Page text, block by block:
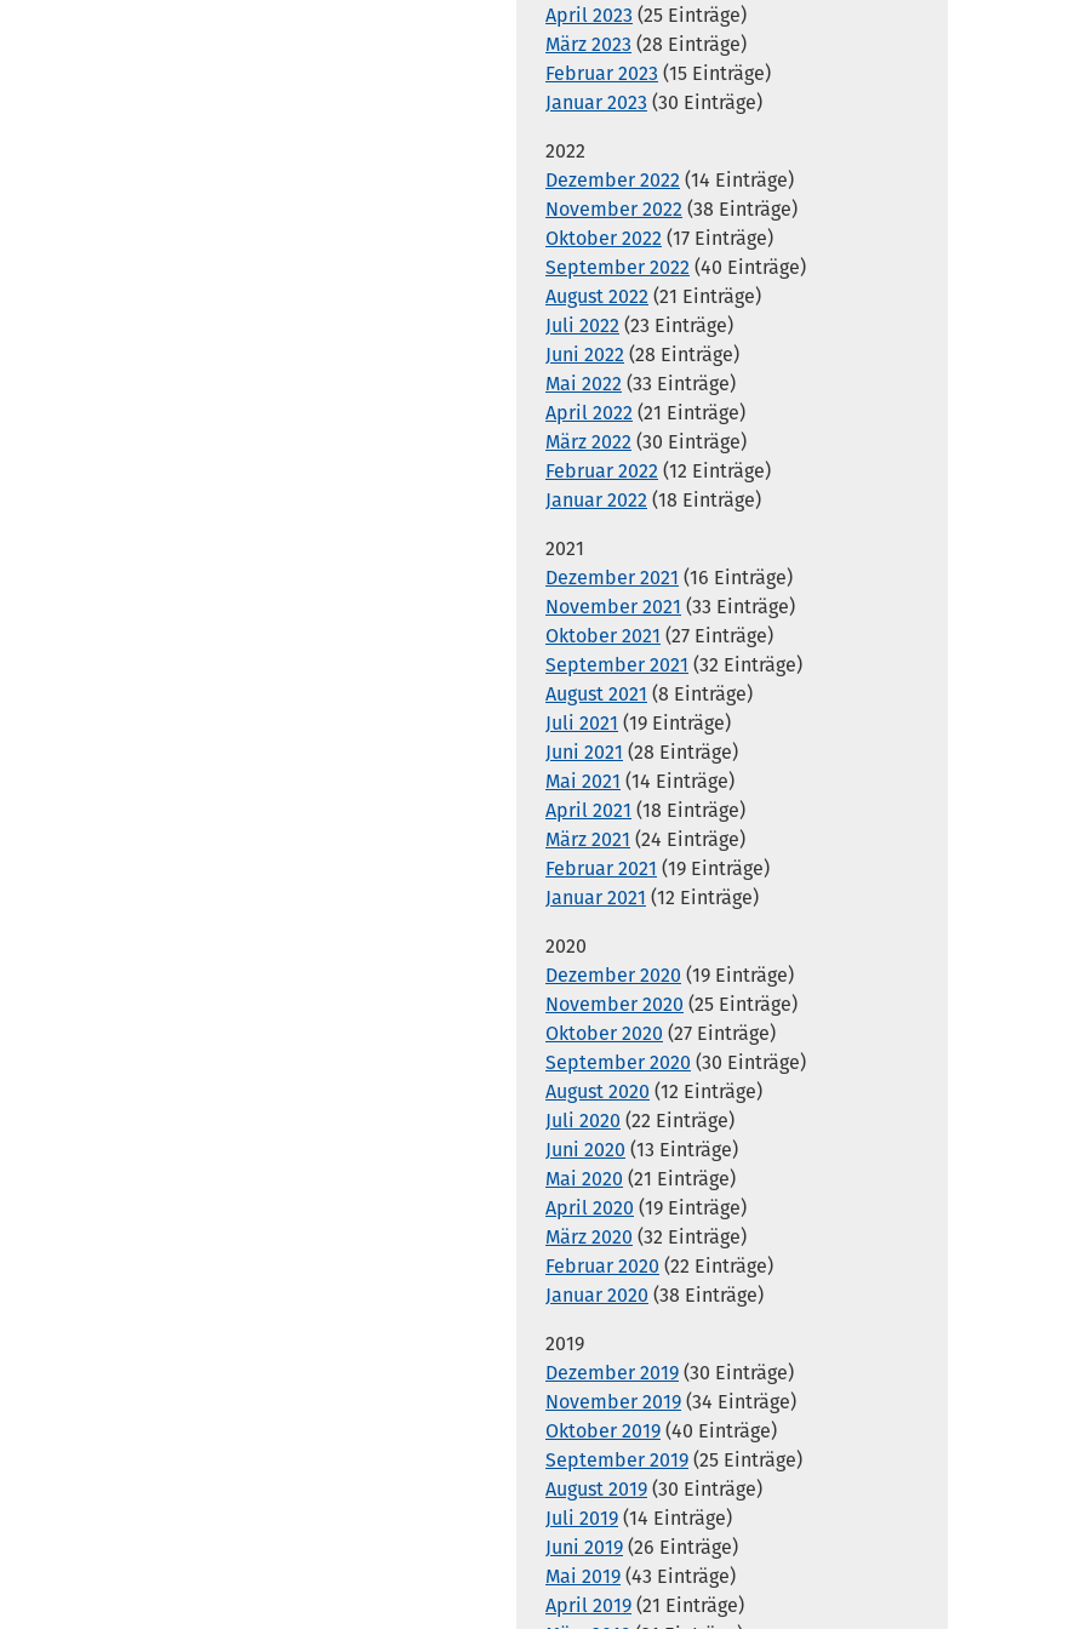
April 2023 (25 Einträge)
März 2023 (28 Einträge)
Februar 2023 (15 Einträge)
Januar 2023 (30 Einträge)
2022
Dezember 2022 (14 Einträge)
November 2022 (38 Einträge)
Oktober 2022 (17 Einträge)
September 2022 (40 Einträge)
August 2022 (21 Einträge)
Juli 2022 (23 Einträge)
Juni 2022 (28 Einträge)
Mai 2022 (33 Einträge)
April 2022 (21 Einträge)
März 2022 (30 Einträge)
Februar 2022 (12 Einträge)
Januar 2022 (18 Einträge)
2021
Dezember 2021 (16 Einträge)
November 2021 (33 Einträge)
Oktober 2021 (27 Einträge)
September 2021 (32 Einträge)
August 2021 (8 Einträge)
Juli 2021 (19 Einträge)
Juni 2021 (28 Einträge)
Mai 2021 (14 Einträge)
April 2021 (18 Einträge)
März 2021 (24 Einträge)
Februar 2021 (19 Einträge)
Januar 2021 (12 Einträge)
2020
Dezember 2020 (19 Einträge)
November 2020 (25 Einträge)
Oktober 2020 (27 Einträge)
September 2020 (30 Einträge)
August 2020 (12 Einträge)
Juli 2020 (22 Einträge)
Juni 2020 (13 Einträge)
Mai 2020 (21 Einträge)
April 2020 (19 Einträge)
März 2020 (32 Einträge)
Februar 2020 (22 Einträge)
Januar 2020 (38 Einträge)
2019
Dezember 2019 (30 Einträge)
November 2019 (34 Einträge)
Oktober 2019 (40 Einträge)
September 2019 (25 Einträge)
August 2019 (30 Einträge)
Juli 2019 (14 Einträge)
Juni 2019 (26 Einträge)
Mai 2019 (43 Einträge)
April 2019 (21 Einträge)